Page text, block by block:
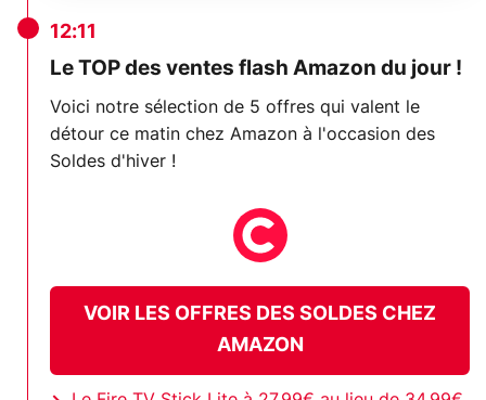
12:11
Le TOP des ventes flash Amazon du jour !
Voici notre sélection de 5 offres qui valent le
détour ce matin chez Amazon à l'occasion des
Soldes d'hiver !
VOIR LES OFFRES DES SOLDES CHEZ
AMAZON